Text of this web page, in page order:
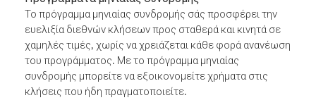
Το πρόγραμμα μηνιαίας συνδρομής σάς προσφέρει την
ευελιξία διεθνών κλήσεων προς σταθερά και κινητά σε
χαμηλές τιμές, χωρίς να χρειάζεται κάθε φορά ανανέωση
του προγράμματος. Με το πρόγραμμα μηνιαίας
συνδρομής μπορείτε να εξοικονομείτε χρήματα στις
κλήσεις που ήδη πραγματοποιείτε.